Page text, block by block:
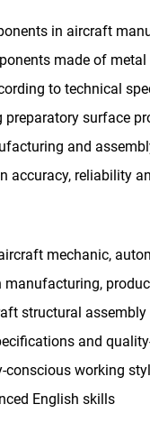
in aircraft
made of
to technical
surface
and
accuracy, reliability
mechanic,
manufacturing,
structural assembly
and
conscious working
English skills